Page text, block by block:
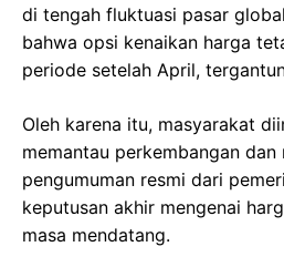
di tengah fluktuasi pasar
bahwa opsi kenaikan harga
periode setelah April,
Oleh karena itu, masyarakat
memantau perkembangan dan
pengumuman resmi dari
keputusan akhir mengenai
masa mendatang.